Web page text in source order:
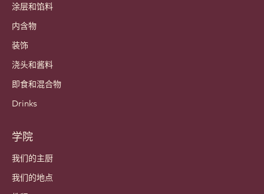
涂层和馅料
内含物
装饰
浇头和酱料
即食和混合物
Drinks
学院
我们的主厨
我们的地点